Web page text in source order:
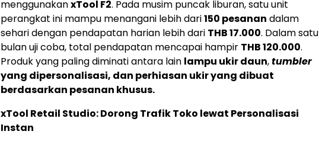
menggunakanxTool F2. Pada musim puncak liburan, satu unit
perangkat ini mampu menangani lebih dari150 pesanan dalam
sehari dengan pendapatan harian lebih dari THB 17.000. Dalam satu
bulan uji coba, total pendapatan mencapai hampir THB 120.000.
Produk yang paling diminati antara lain lampu ukir daun,tumbler
yang dipersonalisasi, dan perhiasan ukir yang dibuat
berdasarkan pesanan khusus.
xTool Retail Studio: Dorong Trafik Toko lewat Personalisasi
Instan